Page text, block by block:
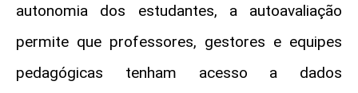
autonomia dos estudantes, a autoavaliação
permite que professores, gestores e equipes
pedagógicas tenham acesso a dados